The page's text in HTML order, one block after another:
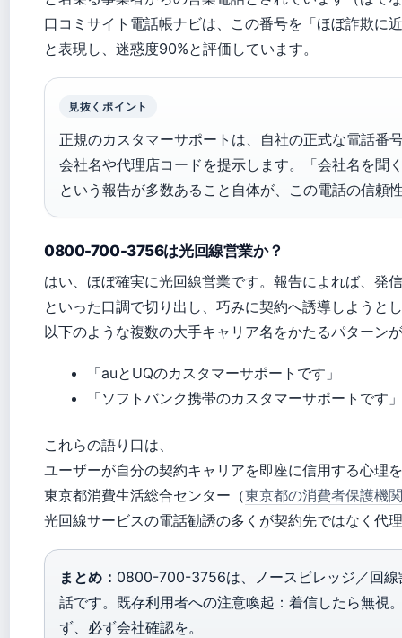
口コミサイト電話帳ナビは、この番号を「ほぼ詐欺に
と表現し、迷惑度90%と評価しています。
見抜くポイント
正規のカスタマーサポートは、自社の正式な電話番
会社名や代理店コードを提示します。「会社名を聞
という報告が多数あること自体が、この電話の信頼
0800-700-3756は光回線営業か？
はい、ほぼ確実に光回線営業です。報告によれば、発
といった口調で切り出し、巧みに契約へ誘導しようと
以下のような複数の大手キャリア名をかたるパターン
「auとUQのカスタマーサポートです」
「ソフトバンク携帯のカスタマーサポートです」
これらの語り口は、
ユーザーが自分の契約キャリアを即座に信用する心理
東京都消費生活総合センター（東京都の消費者保護機関
光回線サービスの電話勧誘の多くが契約先ではなく代
まとめ： 0800-700-3756は、ノースビレッジ／回
話です。既存利用者への注意喚起：着信したら無視
ず、必ず会社確認を。